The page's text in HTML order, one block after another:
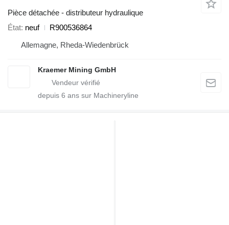
Pièce détachée - distributeur hydraulique
État neuf
R900536864
Allemagne, Rheda-Wiedenbrück
Kraemer Mining GmbH
depuis 6 ans sur Machineryline